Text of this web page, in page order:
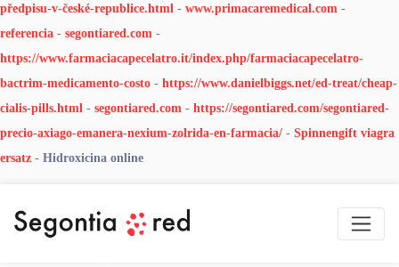
předpisu-v-české-republice.html - www.primacaremedical.com -
referencia - segontiared.com -
https://www.farmaciacapecelatro.it/index.php/farmaciacapecelatro-
bactrim-medicamento-costo - https://www.danielbiggs.net/ed-treat/cheap-
cialis-pills.html - segontiared.com - https://segontiared.com/segontiared-
precio-axiago-emanera-nexium-zolrida-en-farmacia/ - Spinnengift viagra
ersatz - Hidroxicina online